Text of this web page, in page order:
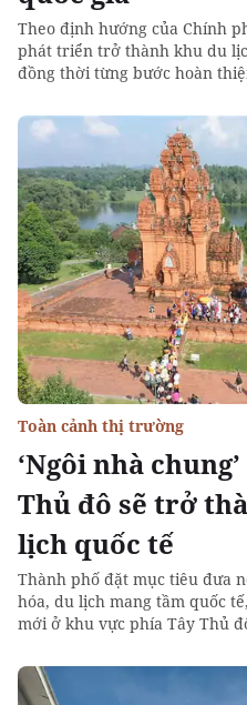
Theo định hướng của Chính
phát triển trở thành khu du
đồng thời từng bước hoàn
‘Ngôi nhà
Thủ đô sẽ trở
lịch quốc tế
Toàn cảnh thị trường
Thành phố đặt mục tiêu đưa
hóa, du lịch mang tầm quốc
mới ở khu vực phía Tây Thủ